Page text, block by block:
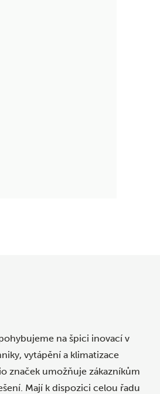
na špici inovací v
vytápění a klimatizace
značek umožňuje zákazníkům
Mají k dispozici celou řadu